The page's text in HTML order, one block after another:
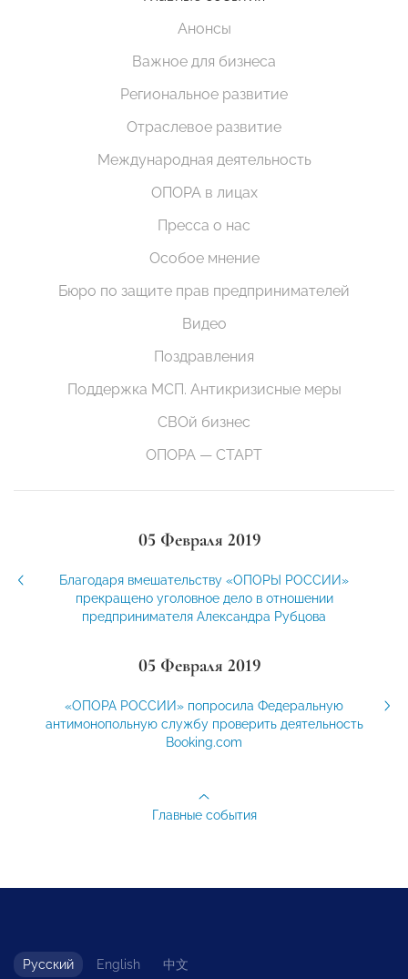
Анонсы
Важное для бизнеса
Региональное развитие
Отраслевое развитие
Международная деятельность
ОПОРА в лицах
Пресса о нас
Особое мнение
Бюро по защите прав предпринимателей
Видео
Поздравления
Поддержка МСП. Антикризисные меры
СВОй бизнес
ОПОРА — СТАРТ
05 Февраля 2019
Благодаря вмешательству «ОПОРЫ РОССИИ»
прекращено уголовное дело в отношении
предпринимателя Александра Рубцова
05 Февраля 2019
«ОПОРА РОССИИ» попросила Федеральную
антимонопольную службу проверить деятельность
Booking.com
Главные события
Русский English 中文